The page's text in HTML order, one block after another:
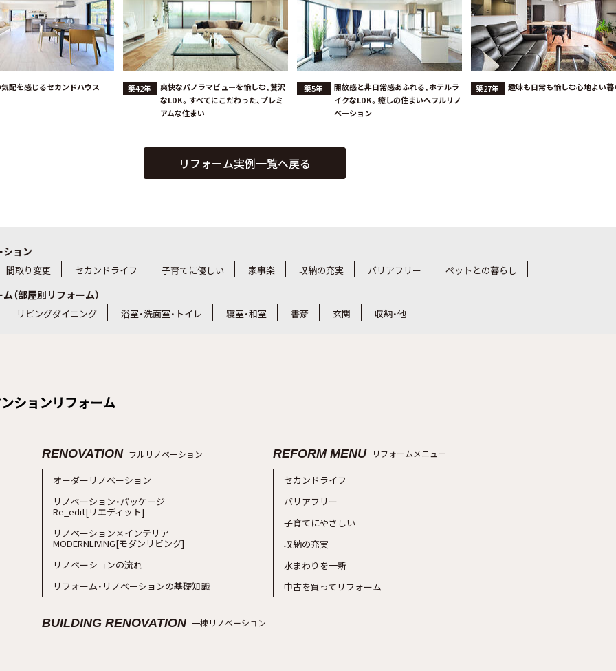
配を感じるセカンドハウス 築42年
爽快なパノラマビューを愉しむ、贅沢
なLDK。すべてにこだわった、プレミ
アムな住まい
築5年
開放感と非日常感あふれる、ホテルラ
イクなLDK。癒しの住まいへフルリノ
ベーション
築27年 趣味も日常も愉しむ心地よい暮
リフォーム実例一覧へ戻る
ション
間取り変更 セカンドライフ 子育てに優しい 家事楽 収納の充実 バリアフリー ペットとの暮らし
（部屋別リフォーム）
リビングダイニング 浴室・洗面室・トイレ 寝室・和室 書斎 玄関 収納・他
RENOVATION フルリノベーション
オーダーリノベーション
リノベーション・パッケージ
Re_edit[リエディット]
リノベーション×インテリア
MODERNLIVING[モダンリビング]
リノベーションの流れ
リフォーム・リノベーションの基礎知識
BUILDING RENOVATION 一棟リノベーション
REFORM MENU リフォームメニュー
セカンドライフ
バリアフリー
子育てにやさしい
収納の充実
水まわりを一新
中古を買ってリフォーム